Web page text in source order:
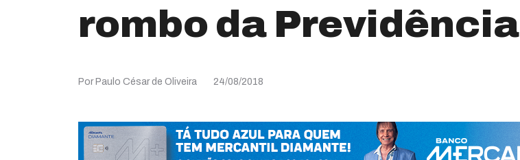
rombo da Previdência
Por Paulo César de Oliveira 24/08/2018